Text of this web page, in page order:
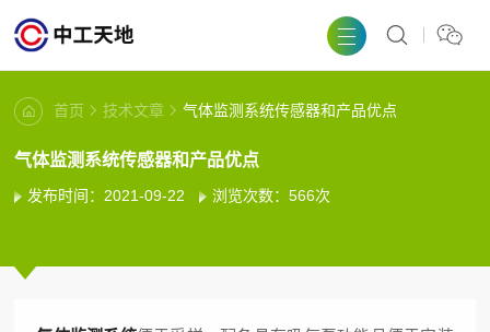
首页 技术文章 气体监测系统传感器和产品优点
气体监测系统传感器和产品优点
发布时间：2021-09-22 浏览次数：566次